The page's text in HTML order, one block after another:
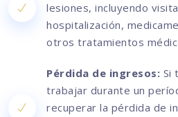
lesiones, incluyendo
hospitalización,
otros tratamientos
Pérdida de ingresos: Si
trabajar durante un
recuperar la pérdida de